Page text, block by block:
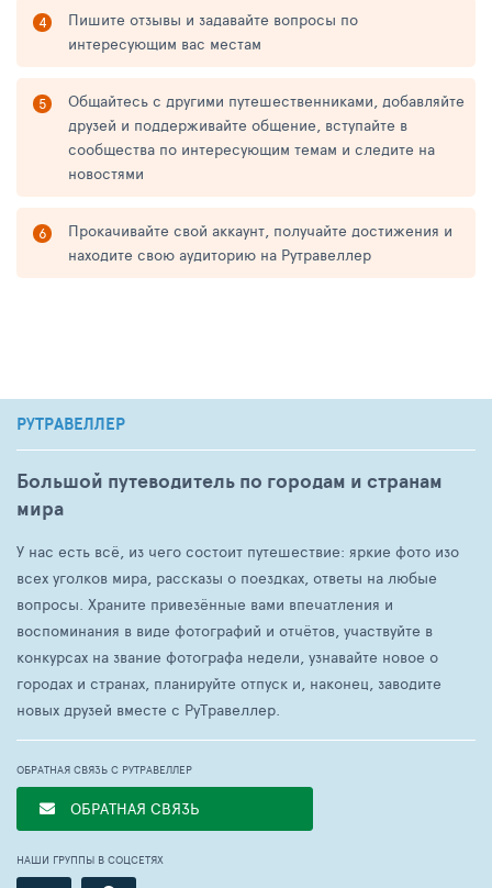
Пишите отзывы и задавайте вопросы по
интересующим вас местам
Общайтесь с другими путешественниками, добавляйте
друзей и поддерживайте общение, вступайте в
сообщества по интересующим темам и следите на
новостями
Прокачивайте свой аккаунт, получайте достижения и
находите свою аудиторию на Рутравеллер
РУТРАВЕЛЛЕР
Большой путеводитель по городам и странам
мира
У нас есть всё, из чего состоит путешествие: яркие фото изо
всех уголков мира, рассказы о поездках, ответы на любые
вопросы. Храните привезённые вами впечатления и
воспоминания в виде фотографий и отчётов, участвуйте в
конкурсах на звание фотографа недели, узнавайте новое о
городах и странах, планируйте отпуск и, наконец, заводите
новых друзей вместе с РуТравеллер.
ОБРАТНАЯ СВЯЗЬ С РУТРАВЕЛЛЕР
ОБРАТНАЯ СВЯЗЬ
НАШИ ГРУППЫ В СОЦСЕТЯХ